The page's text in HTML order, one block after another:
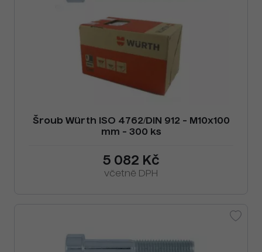
Šroub Würth ISO 4762/DIN 912 - M10x100
mm - 300 ks
5 082 Kč
včetně DPH